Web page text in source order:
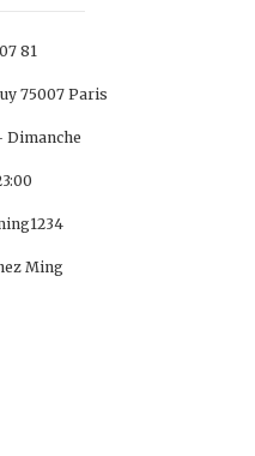
81
75007 Paris
Dimanche
Ming